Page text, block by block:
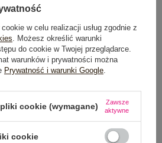
w celu realizacji usług zgodnie z
. Możesz określić warunki
do cookie w Twojej przeglądarce.
warunków i prywatności można
Prywatność i warunki Google
cookie (wymagane)
Zawsze
aktywne
cookie